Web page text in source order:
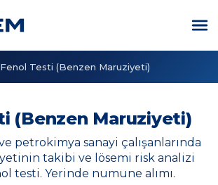
Fenol Testi (Benzen Maruziyeti)
(Benzen Maruziyeti)
petrokimya sanayi çalışanlarında
takibi ve lösemi risk analizi
testi. Yerinde numune alımı.